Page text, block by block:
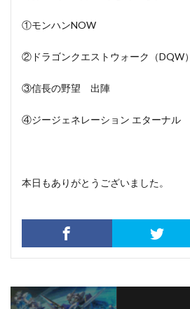
①モンハンNOW
②ドラゴンクエストウォーク（DQW）
③信長の野望 出陣
④ジージェネレーション エターナル
本日もありがとうございました。